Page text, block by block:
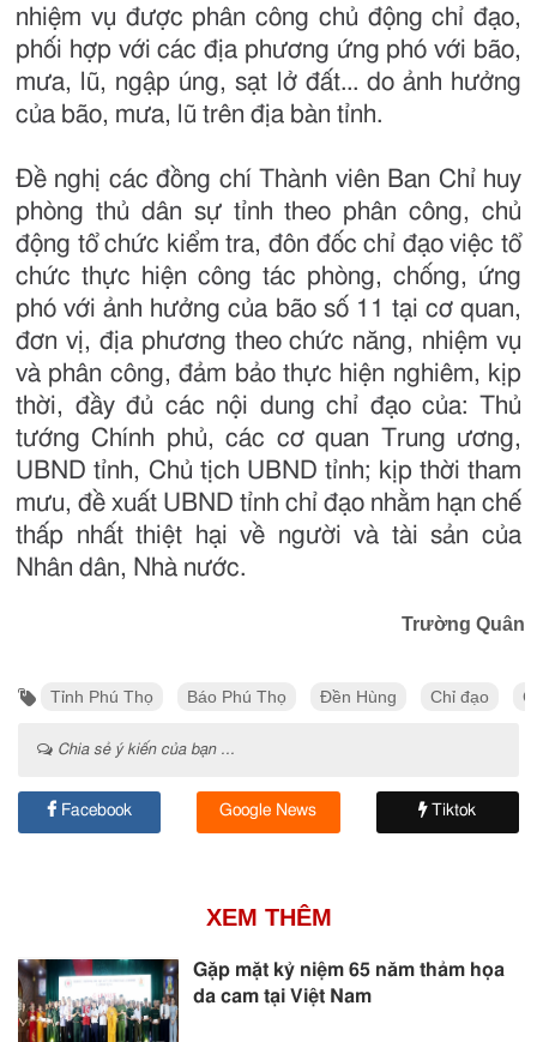
nhiệm vụ được phân công chủ động chỉ đạo,
phối hợp với các địa phương ứng phó với bão,
mưa, lũ, ngập úng, sạt lở đất... do ảnh hưởng
của bão, mưa, lũ trên địa bàn tỉnh.
Đề nghị các đồng chí Thành viên Ban Chỉ huy
phòng thủ dân sự tỉnh theo phân công, chủ
động tổ chức kiểm tra, đôn đốc chỉ đạo việc tổ
chức thực hiện công tác phòng, chống, ứng
phó với ảnh hưởng của bão số 11 tại cơ quan,
đơn vị, địa phương theo chức năng, nhiệm vụ
và phân công, đảm bảo thực hiện nghiêm, kịp
thời, đầy đủ các nội dung chỉ đạo của: Thủ
tướng Chính phủ, các cơ quan Trung ương,
UBND tỉnh, Chủ tịch UBND tỉnh; kịp thời tham
mưu, đề xuất UBND tỉnh chỉ đạo nhằm hạn chế
thấp nhất thiệt hại về người và tài sản của
Nhân dân, Nhà nước.
Trường Quân
Tỉnh Phú Thọ Báo Phú Thọ Đền Hùng Chỉ đạo
Chia sẻ ý kiến của bạn ...
Facebook Google News Tiktok
XEM THÊM
Gặp mặt kỷ niệm 65 năm thảm họa
da cam tại Việt Nam